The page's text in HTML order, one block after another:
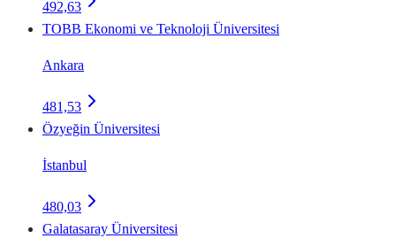
492,63
TOBB Ekonomi ve Teknoloji Üniversitesi
Ankara
481,53
Özyeğin Üniversitesi
İstanbul
480,03
Galatasaray Üniversitesi